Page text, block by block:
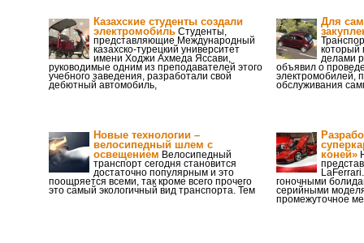
Казахские студенты создали
электромобиль Студенты,
представляющие Международный
казахско-турецкий университет
имени Ходжи Ахмеда Яссави,
руководимые одним из преподавателей этого
учебного заведения, разработали свой
дебютный автомобиль,
Для
который
делами
объявил о
электромобилей,
обслуживания
Новые технологии –
велосипедный шлем с
освещением Велосипедный
транспорт сегодня становится
достаточно популярным и это
поощряется всеми, так кроме всего прочего
это самый экологичный вид транспорта. Тем
коней»
гоночными
серийными
промежуточное